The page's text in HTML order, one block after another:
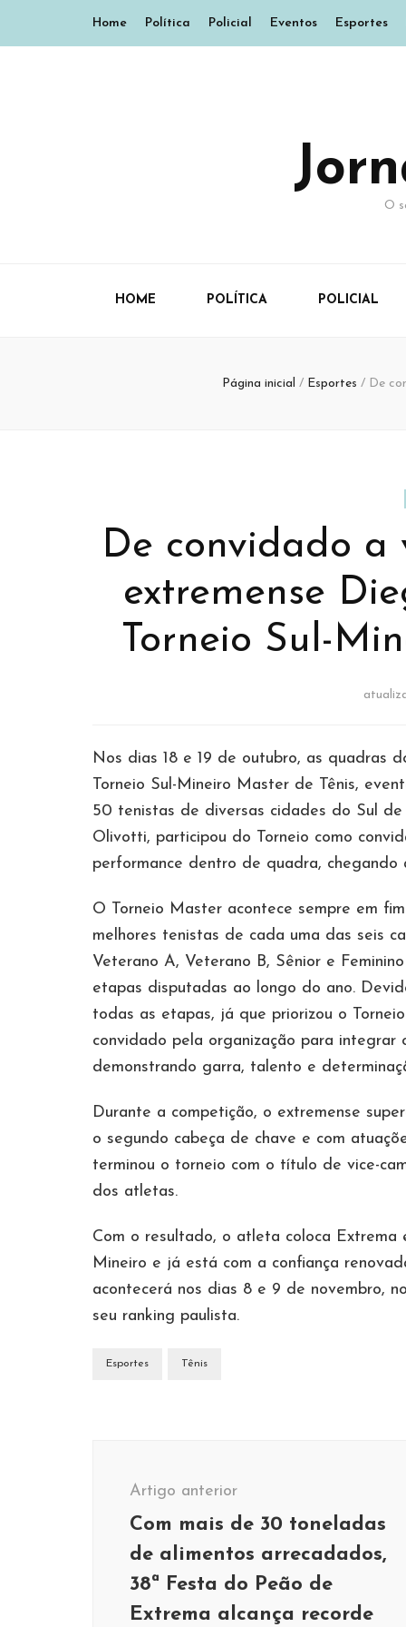
Home Política Policial Eventos Esportes
O
HOME POLÍTICA POLICIAL
Página inicial / Esportes / De
De convidado a
extremense
Torneio Sul-
Nos dias 18 e 19 de outubro, as quadras
Torneio Sul-Mineiro Master de Tênis,
50 tenistas de diversas cidades do Sul
Olivotti, participou do Torneio como
performance dentro de quadra,
O Torneio Master acontece sempre em
melhores tenistas de cada uma das seis
Veterano A, Veterano B, Sênior e
etapas disputadas ao longo do ano.
todas as etapas, já que priorizou o
convidado pela organização para
demonstrando garra, talento e
Durante a competição, o extremense
o segundo cabeça de chave e com
terminou o torneio com o título de vice-
dos atletas.
Com o resultado, o atleta coloca Extrema
Mineiro e já está com a confiança
acontecerá nos dias 8 e 9 de novembro,
seu ranking paulista.
Esportes Tênis
Artigo anterior
Com mais de 30 toneladas
de alimentos arrecadados,
38ª Festa do Peão de
Extrema alcança recorde